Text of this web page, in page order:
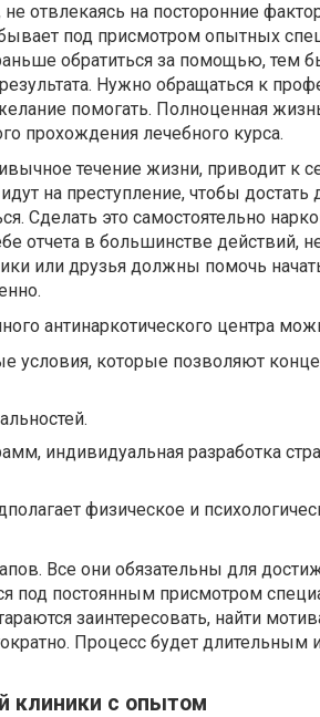
отвлекаясь на посторонние
под присмотром опытных
обратиться за помощью, тем
Нужно обращаться к
помогать. Полноценная
прохождения лечебного курса.
течение жизни, приводит к
на преступление, чтобы достать
Сделать это самостоятельно
отчета в большинстве действий,
или друзья должны помочь
антинаркотического центра
условия, которые позволяют
индивидуальная разработка
физическое и
Все они обязательны для
под постоянным присмотром
заинтересовать, найти
Процесс будет длительным
клиники с опытом